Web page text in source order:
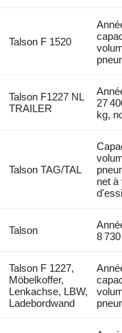
Talson F 1520
Talson F1227 NL
TRAILER
27
kg,
Talson TAG/TAL
net à
Talson
8
Talson F 1227,
Möbelkoffer,
Lenkachse, LBW,
Ladebordwand